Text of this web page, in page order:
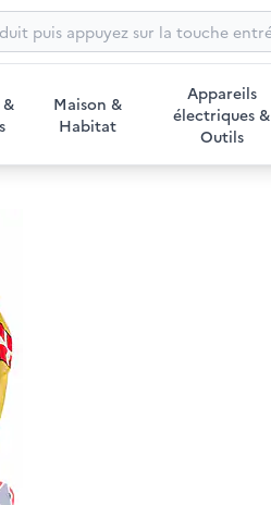
Maison &
Habitat
Appareils
électriques &
Outils